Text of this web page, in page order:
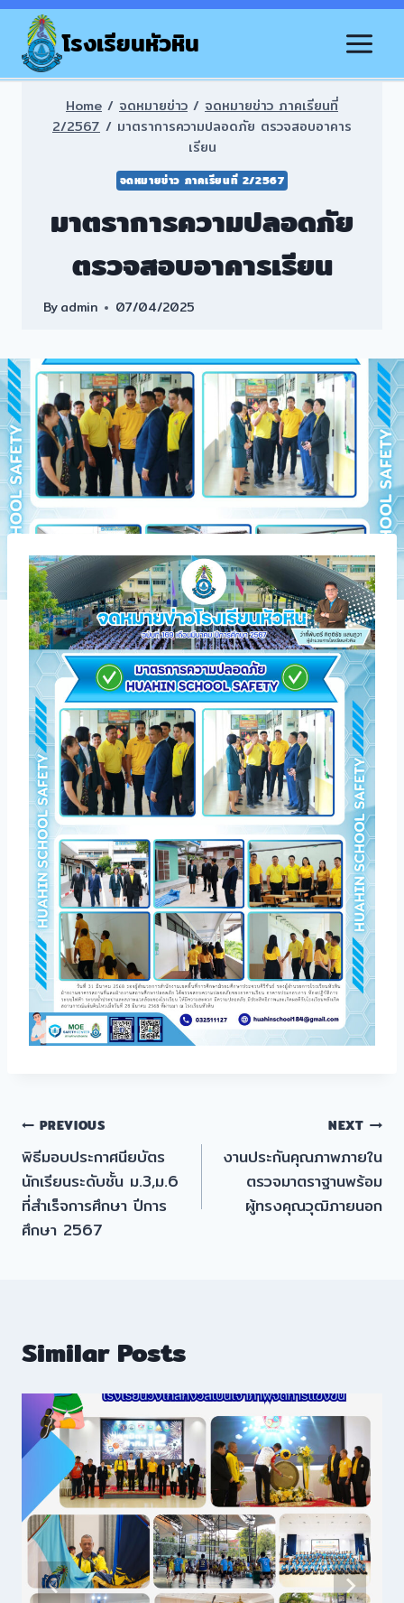
Skip
contentโรงเรียนหัวหิน
Home / จดหมายข่าว / จดหมายข่าว ภาคเรียนที่
2/2567 / มาตราการความปลอดภัย ตรวจสอบอาคาร
เรียน
จดหมายข่าว ภาคเรียนที่ 2/2567
มาตราการความปลอดภัย
ตรวจสอบอาคารเรียน
Byadmin 07/04/2025
แนะแนว
เรื่อง
PREVIOUS
พิธีมอบประกาศนียบัตร
นักเรียนระดับชั้น ม.3,ม.6
ที่สำเร็จการศึกษา ปีการ
ศึกษา 2567
NEXT
งานประกันคุณภาพภายใน
ตรวจมาตราฐานพร้อม
ผู้ทรงคุณวุฒิภายนอก
Similar Posts